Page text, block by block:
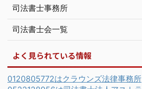
司法書士事務所
司法書士会一覧
よく見られている情報
0120805772はクラウンズ法律事務所